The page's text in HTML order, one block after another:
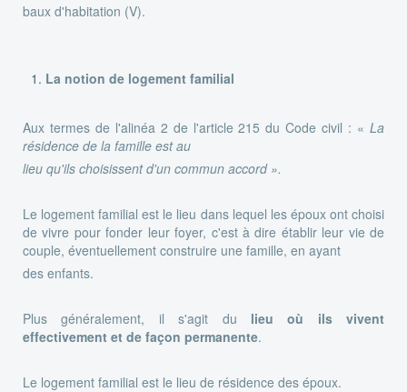
baux d'habitation (V).
La notion de logement familial
Aux termes de l'alinéa 2 de l'article 215 du Code civil : « La
résidence de la famille est au
lieu qu'ils choisissent d'un commun accord ».
Le logement familial est le lieu dans lequel les époux ont choisi
de vivre pour fonder leur foyer, c'est à dire établir leur vie de
couple, éventuellement construire une famille, en ayant
des enfants.
Plus généralement, il s'agit du lieu où ils vivent
effectivement et de façon permanente.
Le logement familial est le lieu de résidence des époux.